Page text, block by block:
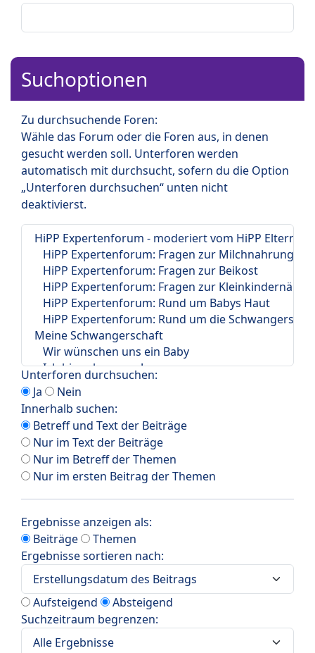
Suchoptionen
Zu durchsuchende Foren:
Wähle das Forum oder die Foren aus, in denen
gesucht werden soll. Unterforen werden
automatisch mit durchsucht, sofern du die Option
„Unterforen durchsuchen“ unten nicht
deaktivierst.
Unterforen durchsuchen:
Ja
Nein
Innerhalb suchen:
Betreff und Text der Beiträge
Nur im Text der Beiträge
Nur im Betreff der Themen
Nur im ersten Beitrag der Themen
Ergebnisse anzeigen als:
Beiträge
Themen
Ergebnisse sortieren nach:
Aufsteigend
Absteigend
Suchzeitraum begrenzen: